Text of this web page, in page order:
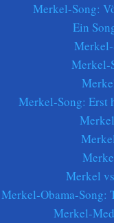
Merkel-Song:
Ein
Merkel-
Merkel-Song: Erst
Merkel
Merkel-Obama-Song:
Merkel-